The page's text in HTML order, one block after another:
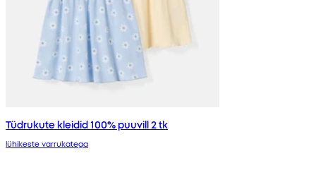
Tüdrukute kleidid 100% puuvill 2 tk
lühikeste varrukatega